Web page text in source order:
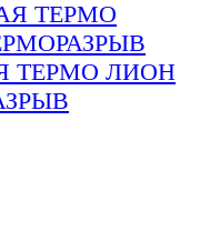
ТЕРМО ЛИОН